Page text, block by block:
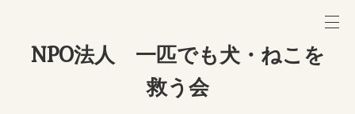
NPO法人 一匹でも犬・ねこを
救う会